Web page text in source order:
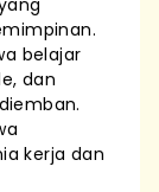
belajar
dan
kerja dan